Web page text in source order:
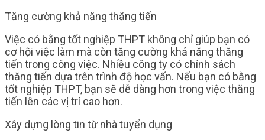
Tăng cường khả năng thăng tiến
Việc có bằng tốt nghiệp THPT không chỉ giúp bạn có
cơ hội việc làm mà còn tăng cường khả năng thăng
tiến trong công việc. Nhiều công ty có chính sách
thăng tiến dựa trên trình độ học vấn. Nếu bạn có bằng
tốt nghiệp THPT, bạn sẽ dễ dàng hơn trong việc thăng
tiến lên các vị trí cao hơn.
Xây dựng lòng tin từ nhà tuyển dụng